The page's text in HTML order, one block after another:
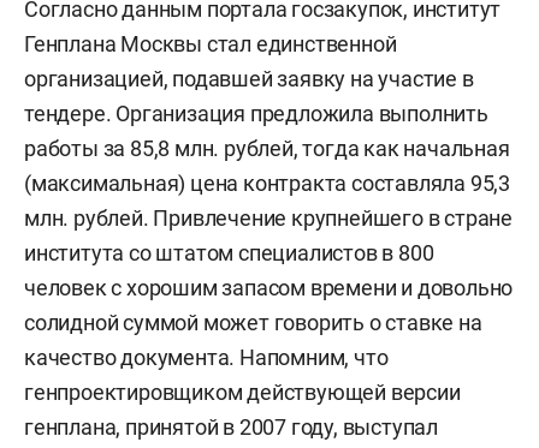
Согласно данным портала госзакупок, институт
Генплана Москвы стал единственной
организацией, подавшей заявку на участие в
тендере. Организация предложила выполнить
работы за 85,8 млн. рублей, тогда как начальная
(максимальная) цена контракта составляла 95,3
млн. рублей. Привлечение крупнейшего в стране
института со штатом специалистов в 800
человек с хорошим запасом времени и довольно
солидной суммой может говорить о ставке на
качество документа. Напомним, что
генпроектировщиком действующей версии
генплана, принятой в 2007 году, выступал